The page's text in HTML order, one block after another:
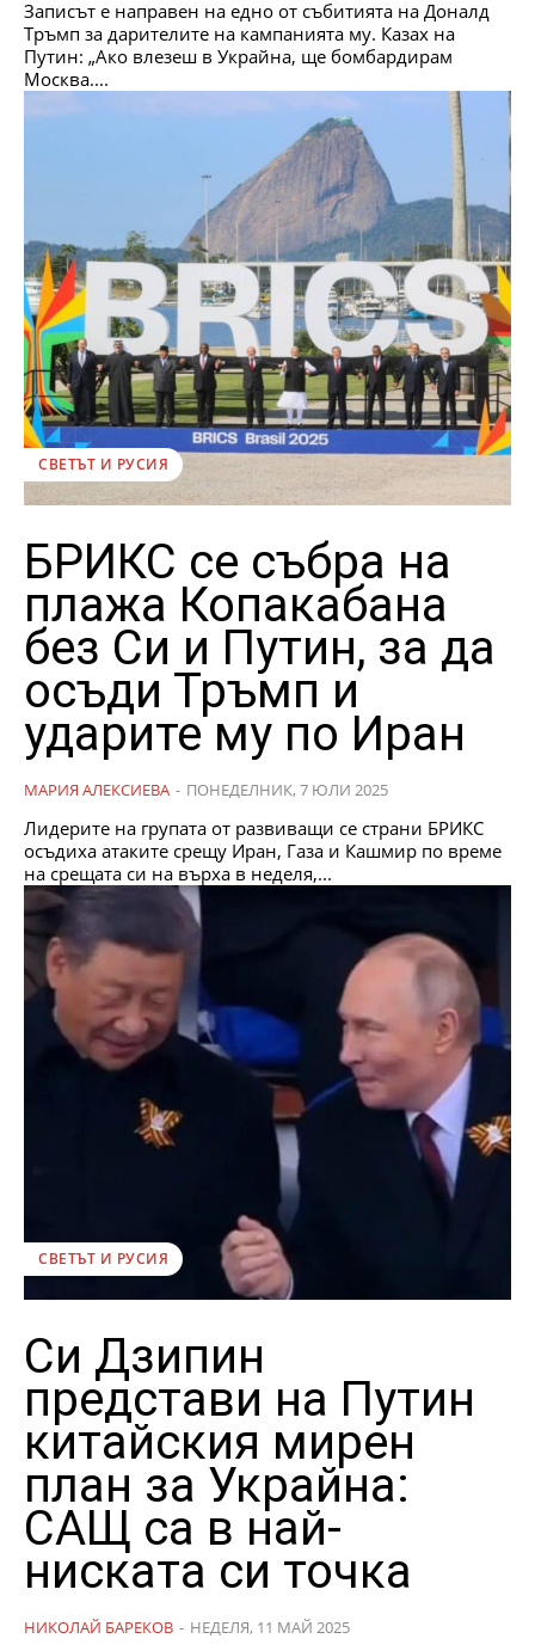
Записът е направен на едно от събитията на Доналд
Тръмп за дарителите на кампанията му. Казах на
Путин: „Ако влезеш в Украйна, ще бомбардирам
Москва....
СВЕТЪТ И РУСИЯ
БРИКС се събра на
плажа Копакабана
без Си и Путин, за да
осъди Тръмп и
ударите му по Иран
МАРИЯ АЛЕКСИЕВА - ПОНЕДЕЛНИК, 7 ЮЛИ 2025
Лидерите на групата от развиващи се страни БРИКС
осъдиха атаките срещу Иран, Газа и Кашмир по време
на срещата си на върха в неделя,...
СВЕТЪТ И РУСИЯ
Си Дзипин
представи на Путин
китайския мирен
план за Украйна:
САЩ са в най-
ниската си точка
НИКОЛАЙ БАРЕКОВ - НЕДЕЛЯ, 11 МАЙ 2025